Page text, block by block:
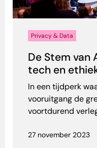
Privacy & Data
De Stem van
tech en
In een tijdperk
vooruitgang de
voortdurend
27 november 2023